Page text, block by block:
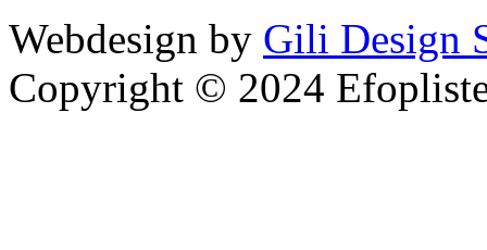
Webdesign by Gili Design
Copyright © 2024